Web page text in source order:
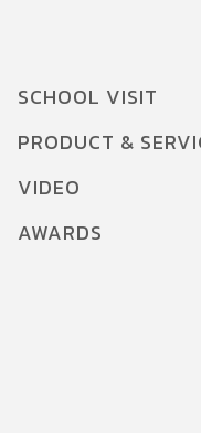
SCHOOL VISIT
PRODUCT &
VIDEO
AWARDS